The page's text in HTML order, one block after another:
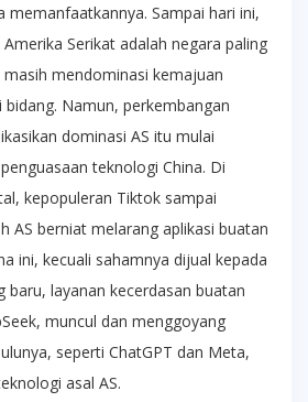
memanfaatkannya. Sampai hari ini,
Serikat adalah negara paling
mendominasi kemajuan
Namun, perkembangan
dominasi AS itu mulai
teknologi China. Di
kepopuleran Tiktok sampai
AS berniat melarang aplikasi buatan
ini, kecuali sahamnya dijual kepada
baru, layanan kecerdasan buatan
muncul dan menggoyang
seperti ChatGPT dan Meta,
asal AS.